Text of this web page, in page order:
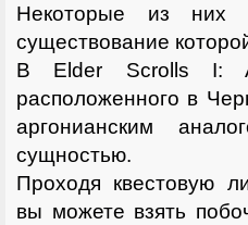
Некоторые из них
существование
В Elder Scrolls I:
расположенного в
аргонианским
сущностью.
Проходя квестовую
вы можете взять